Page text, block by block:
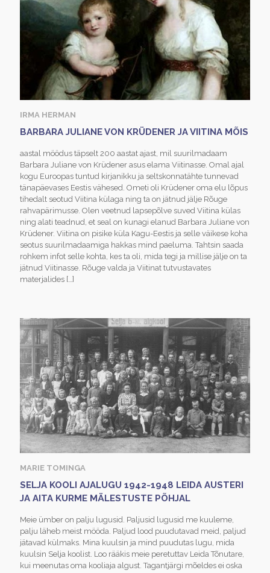
IRMA HERMAN
BARBARA JULIANE VON KRÜDENER JA VIITINA MÕIS
aastal möödus täpselt 200 aastat ajast, mil suurilmadaam
Barbara Juliane von Krüdener asus elama Viitinasse. Omal ajal
kogu Euroopas tuntud kirjanikku ja seltskonnatähte tunnevad
tänapäevases Eestis vähesed. Ometi oli Krüdener oma elu lõpus
tihedalt seotud Viitina külaga ning ta on jätnud jälje Rõuge
rahvapärimusse. Olen veetnud lapsepõlve suved Viitina külas
ning alati teadnud, et seal on kunagi elanud Barbara Juliane von
Krüdener. Viitina on pisike küla Kagu-Eestis ja selle väikese koha
seotus suurilmadaamiga hakkas mind paeluma. Tahtsin saada
rohkem infot selle kohta, kes ta oli, mida tegi ja millise jälje on ta
jätnud Viitinasse. Rõuge valda ja Viitinat tutvustavates
materjalides […]
MARIE TOMINGA
SELJA KOOLI AJALUGU 1942-1948 LEIDA AUSTERI
JA AITA KURME MÄLESTUSTE PÕHJAL
Meie ümber on palju lugusid. Paljusid lugusid me kuuleme,
palju läheb meist mööda. Paljud lood puudutavad meid, paljud
jätavad külmaks. Mina kuulsin ja mind puudutas lugu, mida
kuulsin Selja koolist. Loo rääkis meie peretuttav Leida Tõnutare,
kui meenutas oma kooliaja algust. Tagantjärgi mõeldes ei oska